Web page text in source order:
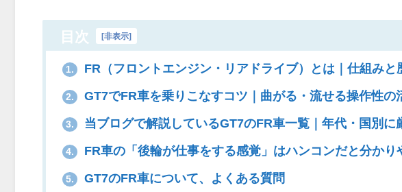
目次 [非表示]
1. FR（フロントエンジン・リアドライブ）とは｜仕組みと
2. GT7でFR車を乗りこなすコツ｜曲がる・流せる操作性の
3. 当ブログで解説しているGT7のFR車一覧｜年代・国別に
4. FR車の「後輪が仕事をする感覚」はハンコンだと分かり
5. GT7のFR車について、よくある質問